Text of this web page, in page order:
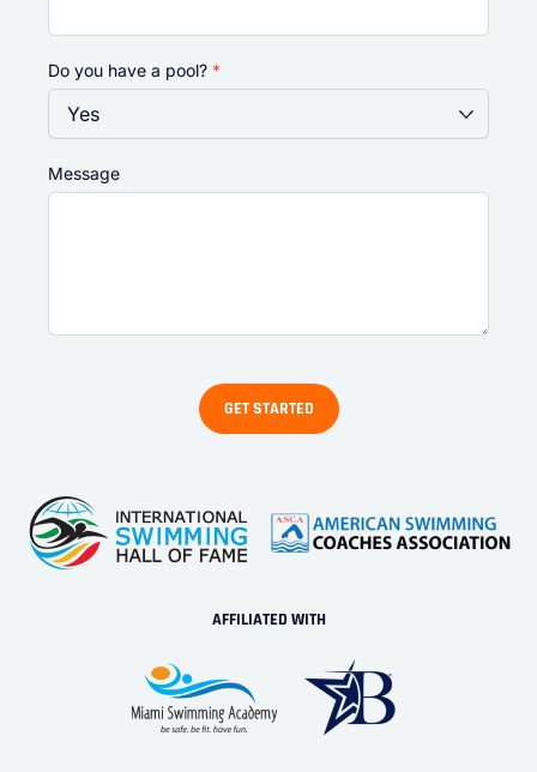
Do you have a pool? *
Message
AFFILIATED WITH